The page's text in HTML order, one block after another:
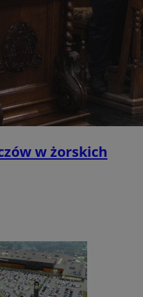
w żorskich